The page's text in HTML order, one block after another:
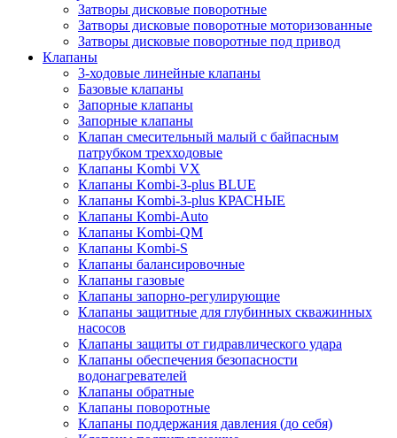
Затворы дисковые поворотные
Затворы дисковые поворотные моторизованные
Затворы дисковые поворотные под привод
Клапаны
3-ходовые линейные клапаны
Базовые клапаны
Запорные клапаны
Запорные клапаны
Клапан смесительный малый с байпасным
патрубком трехходовые
Клапаны Kombi VX
Клапаны Kombi-3-plus BLUE
Клапаны Kombi-3-plus КРАСНЫЕ
Клапаны Kombi-Auto
Клапаны Kombi-QM
Клапаны Kombi-S
Клапаны балансировочные
Клапаны газовые
Клапаны запорно-регулирующие
Клапаны защитные для глубинных скважинных
насосов
Клапаны защиты от гидравлического удара
Клапаны обеспечения безопасности
водонагревателей
Клапаны обратные
Клапаны поворотные
Клапаны поддержания давления (до себя)